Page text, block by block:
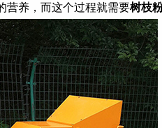
营养，而这个过程就需要树枝